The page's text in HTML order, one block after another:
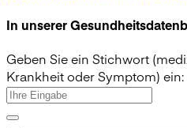
In unserer
Geben Sie ein Stichwort
Krankheit oder Symptom) ein: